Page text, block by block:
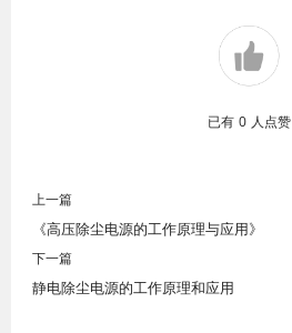
已有 0 人点赞
上一篇
《高压除尘电源的工作原理与应用》
下一篇
静电除尘电源的工作原理和应用